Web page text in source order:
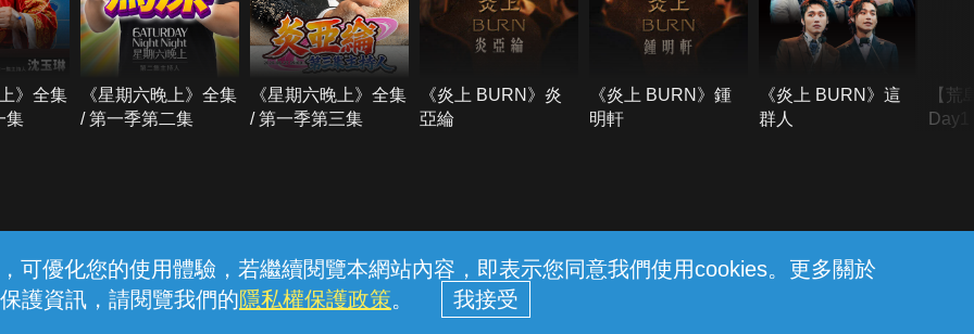
可優化您的使用體驗，若繼續閱覽本網站內容，即表示您同意我們使用cookies。更多關於
護資訊，請閱覽我們的隱私權保護政策。
》全集
集
《星期六晚上》全集
/ 第一季第二集
《星期六晚上》全集
/ 第一季第三集
《炎上 BURN》炎
亞綸
《炎上 BURN》鍾
明軒
《炎上 BURN》這
群人
【荒
線上客服 服務條款 隱私權保護
中華電信股份有限公司個人家庭分公司 (統一編號：96979949) © 2026